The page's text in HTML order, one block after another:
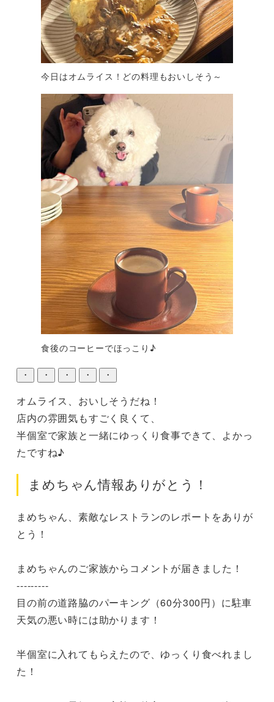
今日はオムライス！どの料理もおいしそう～
食後のコーヒーでほっこり♪
・ ・ ・ ・ ・
オムライス、おいしそうだね！
店内の雰囲気もすごく良くて、
半個室で家族と一緒にゆっくり食事できて、よかっ
たですね♪
まめちゃん情報ありがとう！
まめちゃん、素敵なレストランのレポートをありが
とう！
まめちゃんのご家族からコメントが届きました！
---------
目の前の道路脇のパーキング（60分300円）に駐車
天気の悪い時には助かります！
半個室に入れてもらえたので、ゆっくり食べれまし
た！